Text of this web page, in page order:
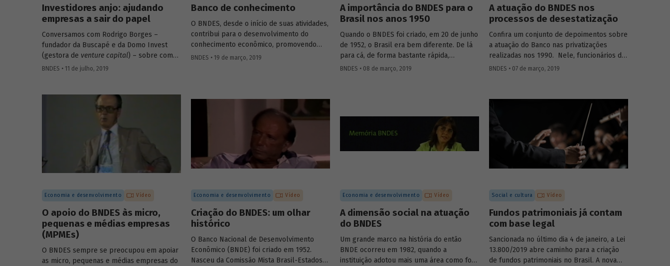
Investidores anjo: ajudando
empresas a sair do papel
Conversamos com Rodrigo Borges –
fundador da Buscapé e da Domo Invest
(gestora de venture capital) – sobre como
funciona o investimento anjo. Confira
escolhem em quaisstartupsinvestir e
ajudam os empreendedores a tirar os seus
negócios do papel.
BNDES • 11 de julho, 2019
Banco de conhecimento
O BNDES, desde o início de suas atividades,
contribui para o desenvolvimento do
conhecimento econômico, promovendo
análises e reflexões internas e
memória do Banco, durante as
comemorações do aniversário de 60 anos
da instituição, em 2012, compartilha sua
visão quanto à atuação institucional na
produção de estudos e linhas de pesquisa.
BNDES • 19 de março, 2019
A importância do BNDES para o
Brasil nos anos 1950
Quando o BNDES foi criado, em 20 de junho
de 1952, o Brasil era bem diferente. De lá
para cá, de forma bastante rápida,
inúmeras mudanças foram desencadeadas
início da trajetória da instituição abordam
questões que demonstram a importância e
o valor agregado pelo BNDES ao projeto
de desenvolvimento nacional.
BNDES • 08 de março, 2019
A atuação do BNDES nos
processos de desestatização
Confira um conjunto de depoimentos sobre
a atuação do Banco nas privatizações
realizadas nos 1990. Nele, funcionários da
empresa falam sobre os desafios
desestatizações.
BNDES • 07 de março, 2019
Economia e desenvolvimento Vídeo
O apoio do BNDES às micro,
pequenas e médias empresas
(MPMEs)
O BNDES sempre se preocupou em apoiar
as micro, pequenas e médias empresas do
Economia e desenvolvimento Vídeo
Criação do BNDES: um olhar
histórico
O Banco Nacional de Desenvolvimento
Econômico (BNDE) foi criado em 1952.
Nasceu da Comissão Mista Brasil-Estados
Economia e desenvolvimento Vídeo
A dimensão social na atuação
do BNDES
Um grande marco na história do então
BNDE ocorreu em 1982, quando a
instituição adotou mais uma área como foco
Social e cultura Vídeo
Fundos patrimoniais já contam
com base legal
Sancionada no último dia 4 de janeiro, a Lei
13.800/2019 abre caminho para a criação
de fundos patrimoniais no Brasil. A nova